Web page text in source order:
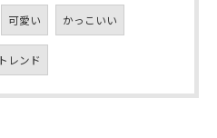
可愛い かっこいい
トレンド